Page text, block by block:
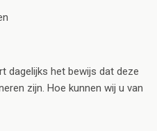
dagelijks het bewijs dat deze
zijn. Hoe kunnen wij u van